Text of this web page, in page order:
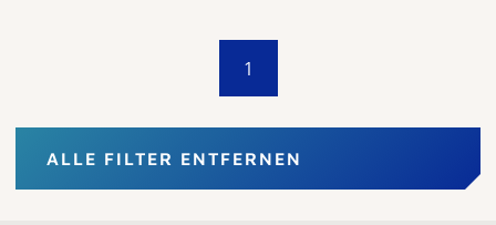
1
ALLE FILTER ENTFERNEN